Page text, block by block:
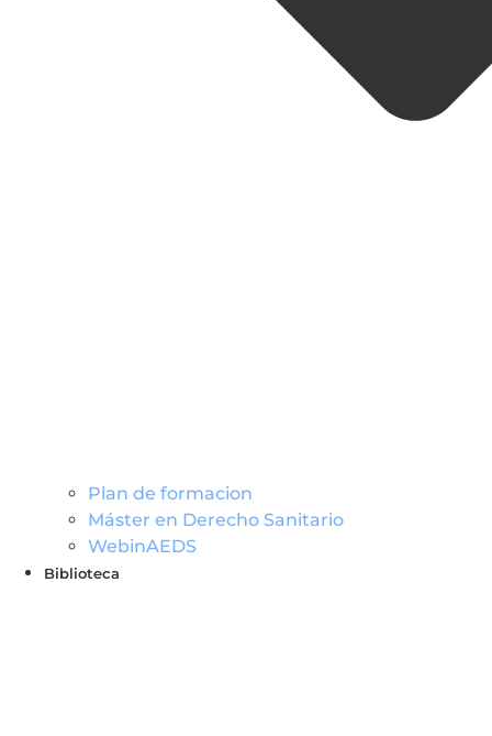
Plan de formacion
Máster en Derecho Sanitario
WebinAEDS
Biblioteca